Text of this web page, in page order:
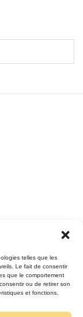
telles que les
Le fait de consentir
que le comportement
ou de retirer son
et fonctions.
NOUS
FACEBOOK